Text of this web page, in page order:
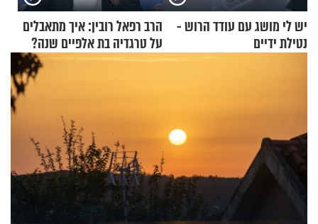
יש לי מושג עם עודד הרוש -
נטילת ידיים
הרב רפאל רובין: איך מתאבלים
על טרגדיה בת אלפיים שנה?